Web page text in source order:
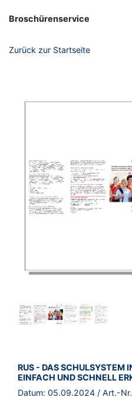
Broschürenservice
Zurück zur Startseite
BROSCHÜRE:
RUS - DAS SCHULSYSTEM
EINFACH UND SCHNELL
Datum: 05.09.2024 / Art.-